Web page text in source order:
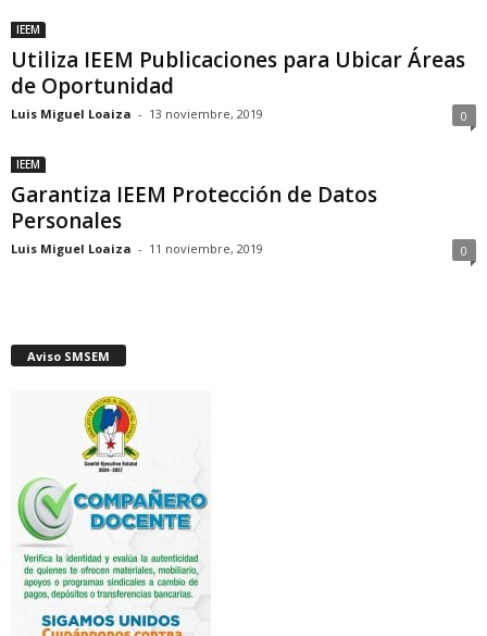
IEEM
Utiliza IEEM Publicaciones para Ubicar Áreas
de Oportunidad
Luis Miguel Loaiza - 13 noviembre, 2019 0
IEEM
Garantiza IEEM Protección de Datos
Personales
Luis Miguel Loaiza - 11 noviembre, 2019 0
Aviso SMSEM